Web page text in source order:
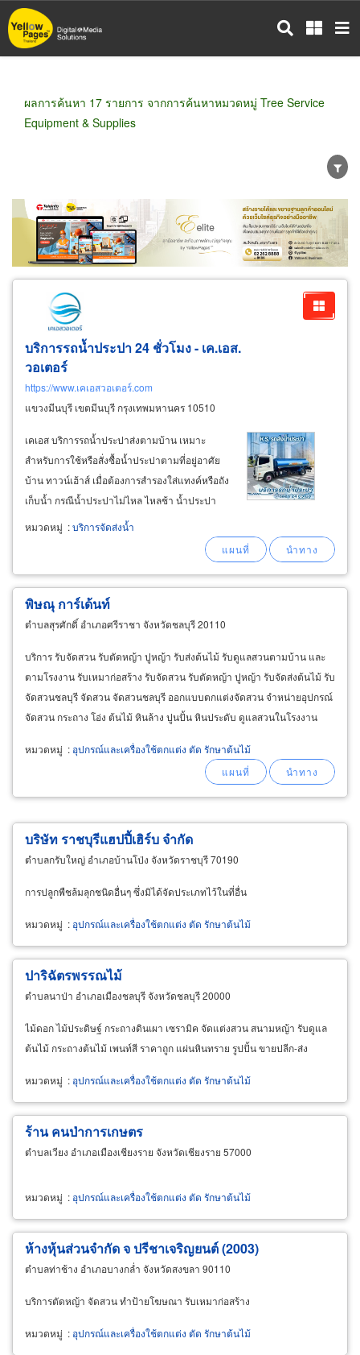
ข้าม
ไป
ผลการค้นหา 17 รายการ จากการค้นหาหมวดหมู่ Tree Service
Equipment & Supplies
ขายส่ง ขายปลีก ผู้ผลิต
ตัวแทนจัดจำหน่าย
ผู้ส่งออก/นำเข้า
ธุรกิจบริการ
บริการรถน้ำประปา 24 ชั่วโมง - เค.เอส.
วอเตอร์
https://www.เคเอสวอเตอร์.com
แขวงมีนบุรี เขตมีนบุรี กรุงเทพมหานคร 10510
เคเอส บริการรถน้ำประปาส่งตามบ้าน เหมาะ
สำหรับการใช้หรือสั่งซื้อน้ำประปาตามที่อยู่อาศัย
บ้าน ทาวน์เฮ้าส์ เมื่อต้องการสำรองใส่แทงค์หรือถัง
เก็บน้ำ กรณีน้ำประปาไม่ไหล ไหลช้า น้ำประปา
ไม่ทันใช้ ไม่พอใช้ บริษัท เคเอส จำกัด บริการจัด
จำหน่ายน้ำประปา ส่งถึงที่ด้วยรถบรรทุกติดตั้งแทง
หมวดหมู่ :บริการจัดส่งน้ำ
พิษณุ การ์เด้นท์
ตำบลสุรศักดิ์ อำเภอศรีราชา จังหวัดชลบุรี 20110
บริการ รับจัดสวน รับตัดหญ้า ปูหญ้า รับส่งต้นไม้ รับดูแลสวนตามบ้าน และ
ตามโรงงาน รับเหมาก่อสร้าง รับจัดสวน รับตัดหญ้า ปูหญ้า รับจัดส่งต้นไม้ รับ
จัดสวนชลบุรี จัดสวน จัดสวนชลบุรี ออกแบบตกแต่งจัดสวน จำหน่ายอุปกรณ์
จัดสวน กระถาง โอ่ง ต้นไม้ หินล้าง ปูนปั้น หินประดับ ดูแลสวนในโรงงาน
หมวดหมู่ : อุปกรณ์และเครื่องใช้ตกแต่ง ตัด รักษาต้นไม้
บริษัท ราชบุรีแฮปปี้เฮิร์บ จำกัด
ตำบลกรับใหญ่ อำเภอบ้านโป่ง จังหวัดราชบุรี 70190
การปลูกพืชล้มลุกชนิดอื่นๆ ซึ่งมิได้จัดประเภทไว้ในที่อื่น
หมวดหมู่ : อุปกรณ์และเครื่องใช้ตกแต่ง ตัด รักษาต้นไม้
ปาริฉัตรพรรณไม้
ตำบลนาป่า อำเภอเมืองชลบุรี จังหวัดชลบุรี 20000
ไม้ดอก ไม้ประดิษฐ์ กระถางดินเผา เซรามิค จัดแต่งสวน สนามหญ้า รับดูแล
ต้นไม้ กระถางต้นไม้ เพนท์สี ราคาถูก แผ่นหินทราย รูปปั้น ขายปลีก-ส่ง
หมวดหมู่ : อุปกรณ์และเครื่องใช้ตกแต่ง ตัด รักษาต้นไม้
ร้าน คนป่าการเกษตร
ตำบลเวียง อำเภอเมืองเชียงราย จังหวัดเชียงราย 57000
หมวดหมู่ : อุปกรณ์และเครื่องใช้ตกแต่ง ตัด รักษาต้นไม้
ห้างหุ้นส่วนจำกัด จ ปรีชาเจริญยนต์ (2003)
ตำบลท่าช้าง อำเภอบางกล่ำ จังหวัดสงขลา 90110
บริการตัดหญ้า จัดสวน ทำป้ายโฆษณา รับเหมาก่อสร้าง
หมวดหมู่ : อุปกรณ์และเครื่องใช้ตกแต่ง ตัด รักษาต้นไม้